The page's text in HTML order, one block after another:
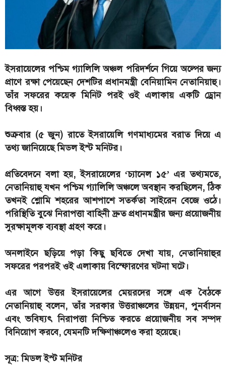
ইসরায়েলের পশ্চিম গ্যালিলি অঞ্চল পরিদর্শনে গিয়ে অল্পের জন্য
প্রাণে রক্ষা পেয়েছেন দেশটির প্রধানমন্ত্রী বেনিয়ামিন নেতানিয়াহু।
তাঁর সফরের কয়েক মিনিট পরই ওই এলাকায় একটি ড্রোন
বিধ্বস্ত হয়।
শুক্রবার (৫ জুন) রাতে ইসরায়েলি গণমাধ্যমের বরাত দিয়ে এ
তথ্য জানিয়েছে মিডল ইস্ট মনিটর।
প্রতিবেদনে বলা হয়, ইসরায়েলের ‘চ্যানেল ১৫’ এর তথ্যমতে,
নেতানিয়াহু যখন পশ্চিম গ্যালিলি অঞ্চলে অবস্থান করছিলেন, ঠিক
তখনই শ্লোমি শহরের আশপাশে সতর্কতা সাইরেন বেজে ওঠে।
পরিস্থিতি বুঝে নিরাপত্তা বাহিনী দ্রুত প্রধানমন্ত্রীর জন্য প্রয়োজনীয়
সুরক্ষামূলক ব্যবস্থা গ্রহণ করে।
অনলাইনে ছড়িয়ে পড়া কিছু ছবিতে দেখা যায়, নেতানিয়াহুর
সফরের পরপরই ওই এলাকায় বিস্ফোরণের ঘটনা ঘটে।
এর আগে উত্তর ইসরায়েলের মেয়রদের সঙ্গে এক বৈঠকে
নেতানিয়াহু বলেন, তাঁর সরকার উত্তরাঞ্চলের উন্নয়ন, পুনর্বাসন
এবং ভবিষ্যৎ নিরাপত্তা নিশ্চিত করতে প্রয়োজনীয় সব সম্পদ
বিনিয়োগ করবে, যেমনটি দক্ষিণাঞ্চলেও করা হয়েছে।
সূত্র: মিডল ইস্ট মনিটর